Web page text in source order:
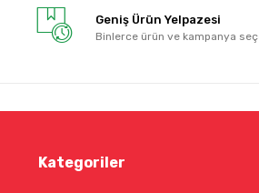
Geniş Ürün Yelpazesi
Binlerce ürün ve kampanya
Kategoriler